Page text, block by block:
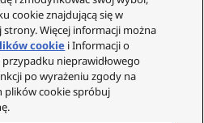
cookie znajdującą się w
Więcej informacji można
cookie i Informacji o
przypadku nieprawidłowego
po wyrażeniu zgody na
plików cookie spróbuj